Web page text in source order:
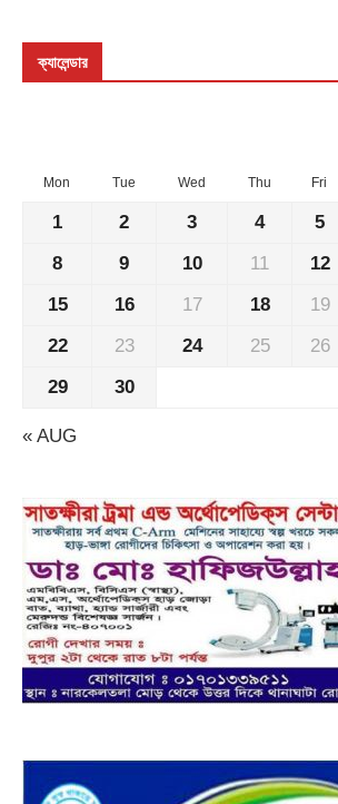
ক্যালেন্ডার
Mon Tue Wed Thu Fri
« AUG
1 2 3 4 5
8
9 10 11 12
15
16 17 18 19
22
23 24 25 26
29
30